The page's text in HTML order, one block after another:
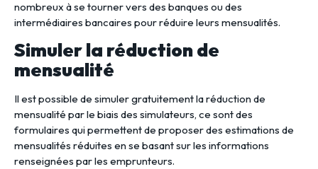
nombreux à se tourner vers des banques ou des
intermédiaires bancaires pour réduire leurs mensualités.
Simuler la réduction de
mensualité
Il est possible de simuler gratuitement la réduction de
mensualité par le biais des simulateurs, ce sont des
formulaires qui permettent de proposer des estimations de
mensualités réduites en se basant sur les informations
renseignées par les emprunteurs.